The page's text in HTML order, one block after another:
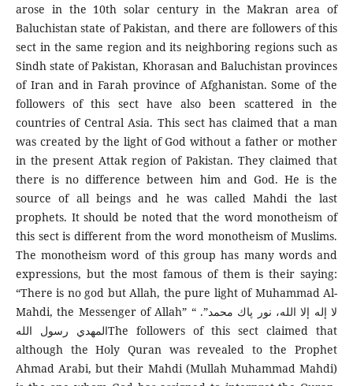
arose in the 10th solar century in the Makran area of
Baluchistan state of Pakistan, and there are followers of this
sect in the same region and its neighboring regions such as
Sindh state of Pakistan, Khorasan and Baluchistan provinces
of Iran and in Farah province of Afghanistan. Some of the
followers of this sect have also been scattered in the
countries of Central Asia. This sect has claimed that a man
was created by the light of God without a father or mother
in the present Attak region of Pakistan. They claimed that
there is no difference between him and God. He is the
source of all beings and he was called Mahdi the last
prophets. It should be noted that the word monotheism of
this sect is different from the word monotheism of Muslims.
The monotheism word of this group has many words and
expressions, but the most famous of them is their saying:
“There is no god but Allah, the pure light of Muhammad Al-
Mahdi, the Messenger of Allah” “ .”لا إله إلا الله، نور پاك محمد
المهدي رسول اللهThe followers of this sect claimed that
although the Holy Quran was revealed to the Prophet
Ahmad Arabi, but their Mahdi (Mullah Muhammad Mahdi)